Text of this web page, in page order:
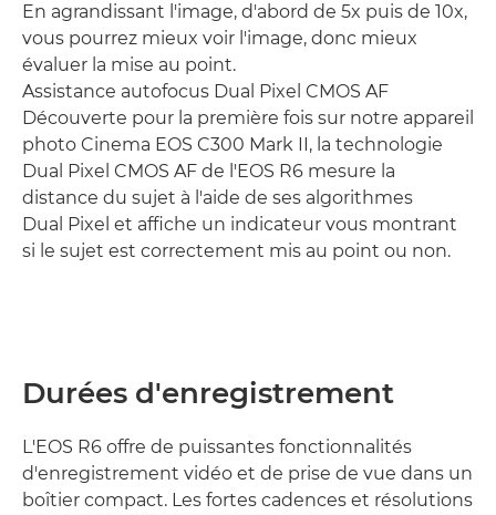
En agrandissant l'image, d'abord de 5x puis de 10x,
vous pourrez mieux voir l'image, donc mieux
évaluer la mise au point.
Assistance autofocus Dual Pixel CMOS AF
Découverte pour la première fois sur notre appareil
photo Cinema EOS C300 Mark II, la technologie
Dual Pixel CMOS AF de l'EOS R6 mesure la
distance du sujet à l'aide de ses algorithmes
Dual Pixel et affiche un indicateur vous montrant
si le sujet est correctement mis au point ou non.
Durées d'enregistrement
L'EOS R6 offre de puissantes fonctionnalités
d'enregistrement vidéo et de prise de vue dans un
boîtier compact. Les fortes cadences et résolutions